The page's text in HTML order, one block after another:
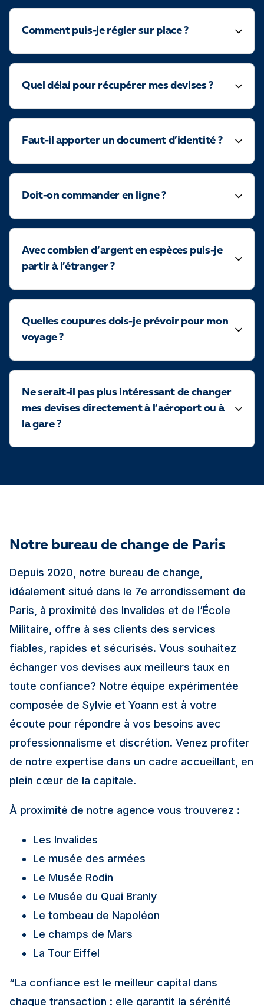
Comment puis-je régler sur place ?
Quel délai pour récupérer mes devises ?
Faut-il apporter un document d’identité ?
Doit-on commander en ligne ?
Avec combien d’argent en espèces puis-je
partir à l’étranger ?
Quelles coupures dois-je prévoir pour mon
voyage ?
Ne serait-il pas plus intéressant de changer
mes devises directement à l’aéroport ou à
la gare ?
Notre bureau de change de Paris
Depuis 2020, notre bureau de change,
idéalement situé dans le 7e arrondissement de
Paris, à proximité des Invalides et de l’École
Militaire, offre à ses clients des services
fiables, rapides et sécurisés. Vous souhaitez
échanger vos devises aux meilleurs taux en
toute confiance? Notre équipe expérimentée
composée de Sylvie et Yoann est à votre
écoute pour répondre à vos besoins avec
professionnalisme et discrétion. Venez profiter
de notre expertise dans un cadre accueillant, en
plein cœur de la capitale.
À proximité de notre agence vous trouverez :
Les Invalides
Le musée des armées
Le Musée Rodin
Le Musée du Quai Branly
Le tombeau de Napoléon
Le champs de Mars
La Tour Eiffel
“La confiance est le meilleur capital dans
chaque transaction : elle garantit la sérénité